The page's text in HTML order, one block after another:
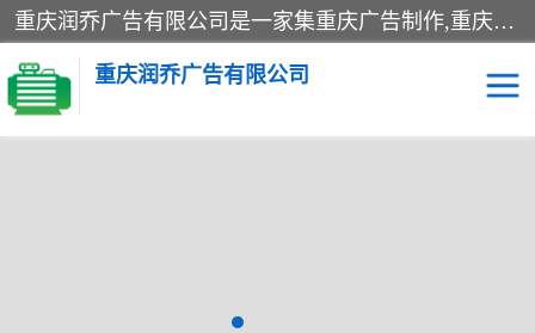
重庆润乔广告有限公司是一家集重庆广告制作,重庆标识标牌,亚克力发光字,led发光字,树脂发光字,超薄灯箱,拉布灯箱,吸塑灯箱,门头招牌,企业形象墙,写真喷绘,x展架,拉网展架,广告展架,条幅,锦旗设计,制作,施工,维护为一体的专业化广告公司.
重庆润乔广告有限公司